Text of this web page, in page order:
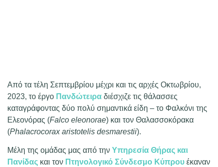
Από τα τέλη Σεπτεμβρίου μέχρι και τις αρχές Οκτωβρίου,
2023, το έργο Πανδώτειρα διέσχιζε τις θάλασσες
καταγράφοντας δύο πολύ σημαντικά είδη – το Φαλκόνι της
Ελεονόρας (Falco eleonorae) και τον Θαλασσοκόρακα
(Phalacrocorax aristotelis desmarestii).
Μέλη της ομάδας μας από την Υπηρεσία Θήρας και
Πανίδας και τον Πτηνολογικό Σύνδεσμο Κύπρου έκαναν